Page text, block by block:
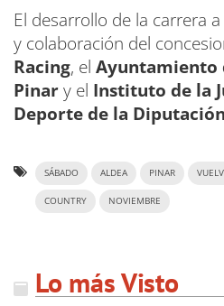
El desarrollo de la carrera
y colaboración del
Racing, el Ayuntamiento
Pinary el Instituto de la
Deporte de la
SÁBADO ALDEA PINAR
COUNTRY NOVIEMBRE
Lo más Visto